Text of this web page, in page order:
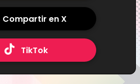
Compartir en X
TikTok